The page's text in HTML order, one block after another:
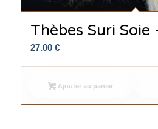
Thèbes Suri Soie
27.00 €
Ajouter au panier